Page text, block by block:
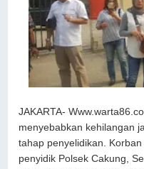
JAKARTA-
menyebabkan kehilangan
tahap penyelidikan.
penyidik Polsek Cakung,